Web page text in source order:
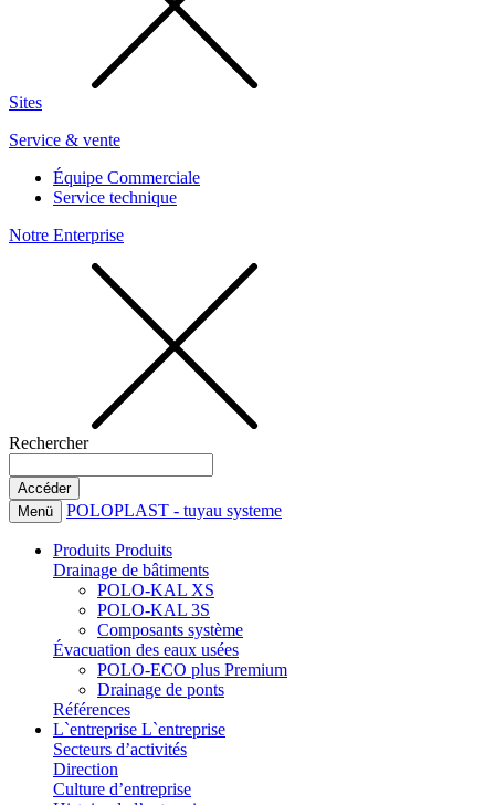
Sites
Service & vente
Équipe Commerciale
Service technique
Notre Enterprise
Rechercher
Menü POLOPLAST - tuyau systeme
Produits Produits
Drainage de bâtiments
POLO-KAL XS
POLO-KAL 3S
Composants système
Évacuation des eaux usées
POLO-ECO plus Premium
Drainage de ponts
Références
L`entreprise L`entreprise
Secteurs d’activités
Direction
Culture d’entreprise